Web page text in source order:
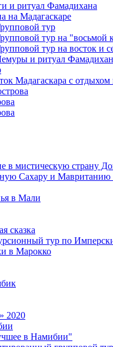
и ритуал Фамадихана
на Мадагаскаре
тур
тур на "восьмой
тур на восток и
и ритуал
Мадагаскара с
в мистическую страну
Сахару и Мавританию
в Мали
сказка
тур по
в Марокко
2020
в Намибии"